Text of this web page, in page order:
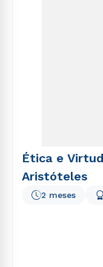
Ética e
Aristóteles
2 meses